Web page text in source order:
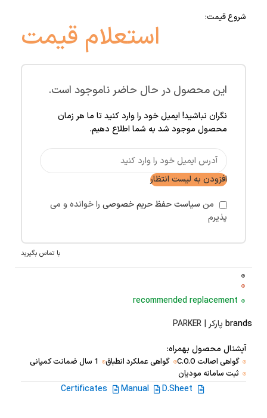
شروع قیمت:
استعلام قیمت
این محصول در حال حاضر ناموجود است.
نگران نباشید! ایمیل خود را وارد کنید تا ما هر زمان
محصول موجود شد به شما اطلاع دهیم.
افزودن به لیست انتظار
من سیاست حفظ حریم خصوصی را خوانده و می
پذیرم
با تماس بگیرید
recommended replacement
brands پارکر | PARKER
آپشنال محصول بهمراه:
گواهی اصالت C.O.O گواهی عملکرد انطباق
1 سال ضمانت کمپانی
ثبت سامانه مودیان
D.Sheet
Manual
Certificates